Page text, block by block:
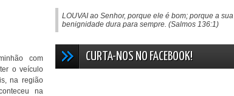
com
o veículo
na região
na
LOUVAI ao Senhor, porque ele é bom; porque a sua
benignidade dura para sempre. (Salmos 136:1)
CURTA-NOS NO FACEBOOK!